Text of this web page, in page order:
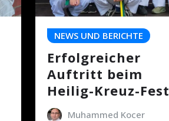
NEWS UND BERICHTE
Erfolgreicher
Auftritt beim
Heilig-Kreuz-Fest
Muhammed Kocer